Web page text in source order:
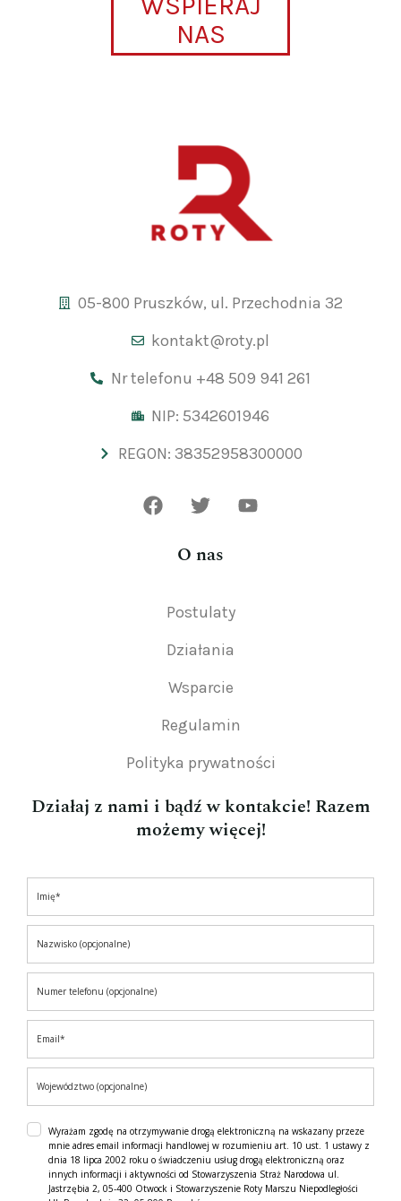
NAS
05-800 Pruszków, ul. Przechodnia 32
kontakt@roty.pl
Nr telefonu +48 509 941 261
NIP: 5342601946
REGON: 38352958300000
O nas
Postulaty
Działania
Wsparcie
Regulamin
Polityka prywatności
Działaj z nami i bądź w kontakcie! Razem
możemy więcej!
Wyrażam zgodę na otrzymywanie drogą elektroniczną na wskazany przeze
mnie adres email informacji handlowej w rozumieniu art. 10 ust. 1 ustawy z
dnia 18 lipca 2002 roku o świadczeniu usług drogą elektroniczną oraz
innych informacji i aktywności od Stowarzyszenia Straż Narodowa ul.
Jastrzębia 2, 05-400 Otwock i Stowarzyszenie Roty Marszu Niepodległości